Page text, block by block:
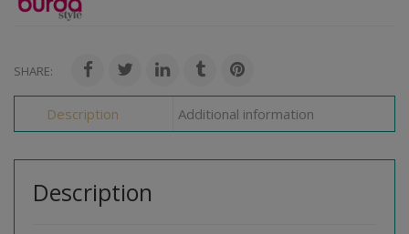
SHARE:
Description Additional information
Description